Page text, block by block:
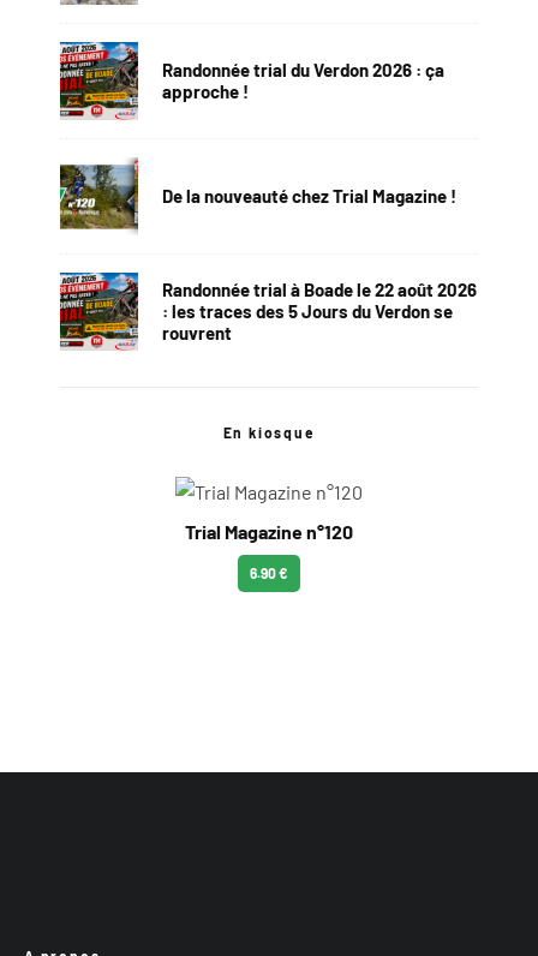
Randonnée trial du Verdon 2026 : ça
approche !
De la nouveauté chez Trial Magazine !
Randonnée trial à Boade le 22 août 2026
: les traces des 5 Jours du Verdon se
rouvrent
En kiosque
Trial Magazine n°120
6.90 €